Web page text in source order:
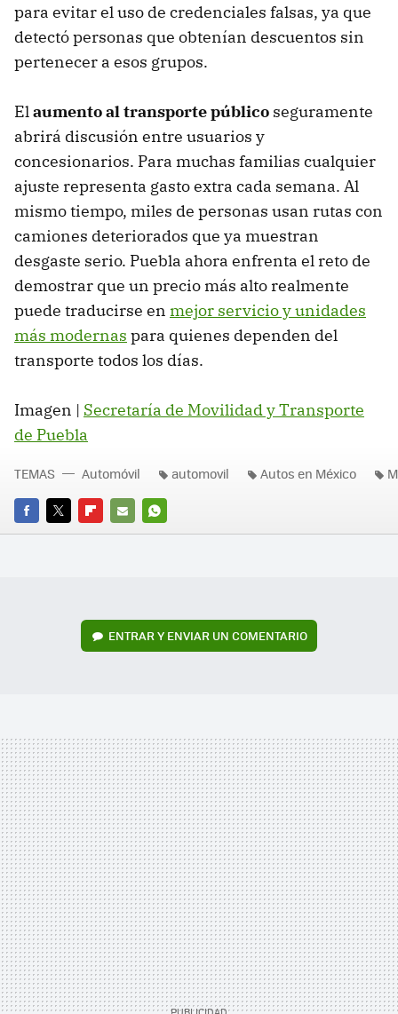
para evitar el uso de credenciales falsas, ya que
detectó personas que obtenían descuentos sin
pertenecer a esos grupos.
Elaumento al transporte público seguramente
abrirá discusión entre usuarios y
concesionarios. Para muchas familias cualquier
ajuste representa gasto extra cada semana. Al
mismo tiempo, miles de personas usan rutas con
camiones deteriorados que ya muestran
desgaste serio. Puebla ahora enfrenta el reto de
demostrar que un precio más alto realmente
puede traducirse en mejor servicio y unidades
más modernas para quienes dependen del
transporte todos los días.
Imagen | Secretaría de Movilidad y Transporte
de Puebla
FACEBOOK
TWITTERFLIPBOARD
E-
WHATSAPP
TEMAS Automóvil automovil Autos en México
ENTRAR Y ENVIAR UN COMENTARIO